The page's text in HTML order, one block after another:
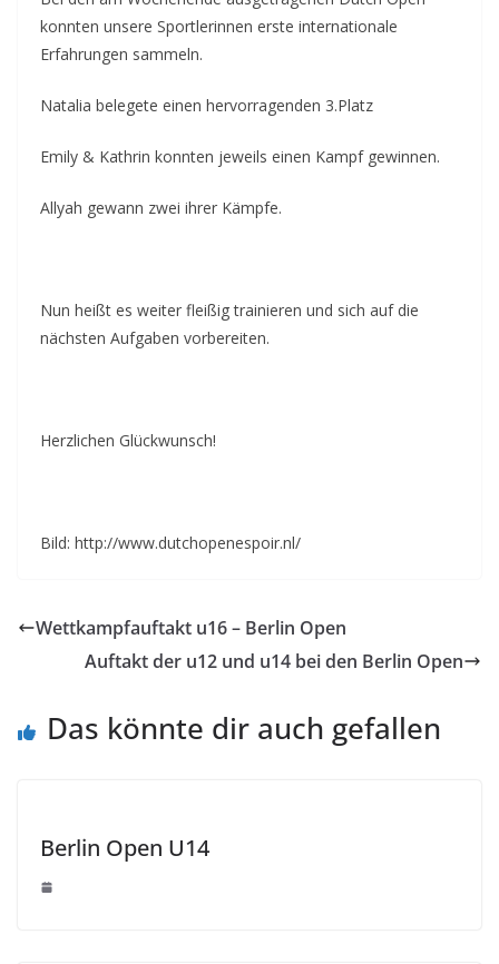
konnten unsere Sportlerinnen erste internationale
Erfahrungen sammeln.
Natalia belegete einen hervorragenden 3.Platz
Emily & Kathrin konnten jeweils einen Kampf gewinnen.
Allyah gewann zwei ihrer Kämpfe.
Nun heißt es weiter fleißig trainieren und sich auf die
nächsten Aufgaben vorbereiten.
Herzlichen Glückwunsch!
Bild: http://www.dutchopenespoir.nl/
Wettkampfauftakt u16 – Berlin Open
Auftakt der u12 und u14 bei den Berlin Open
Das könnte dir auch gefallen
Berlin Open U14